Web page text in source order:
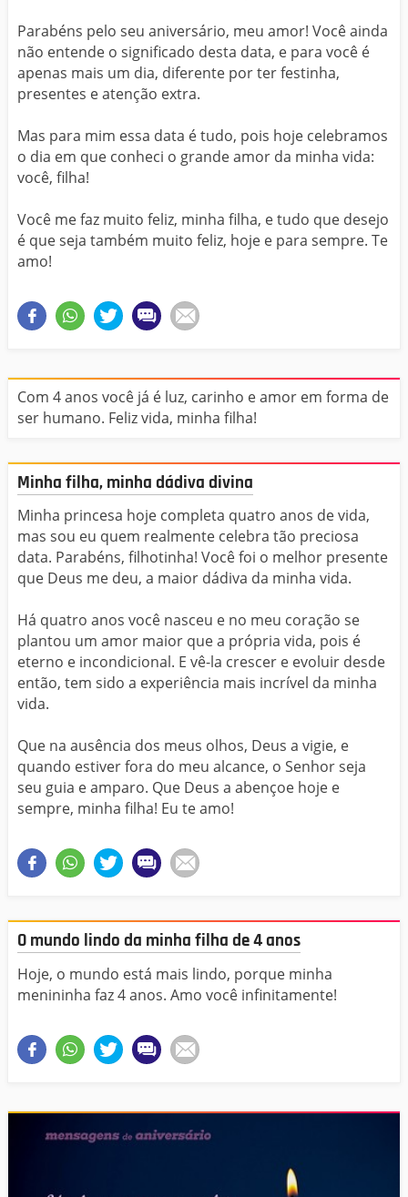
Parabéns pelo seu aniversário, meu amor! Você ainda
não entende o significado desta data, e para você é
apenas mais um dia, diferente por ter festinha,
presentes e atenção extra.
Mas para mim essa data é tudo, pois hoje celebramos
o dia em que conheci o grande amor da minha vida:
você, filha!
Você me faz muito feliz, minha filha, e tudo que desejo
é que seja também muito feliz, hoje e para sempre. Te
amo!
Com 4 anos você já é luz, carinho e amor em forma de
ser humano. Feliz vida, minha filha!
Minha filha, minha dádiva divina
Minha princesa hoje completa quatro anos de vida,
mas sou eu quem realmente celebra tão preciosa
data. Parabéns, filhotinha! Você foi o melhor presente
que Deus me deu, a maior dádiva da minha vida.
Há quatro anos você nasceu e no meu coração se
plantou um amor maior que a própria vida, pois é
eterno e incondicional. E vê-la crescer e evoluir desde
então, tem sido a experiência mais incrível da minha
vida.
Que na ausência dos meus olhos, Deus a vigie, e
quando estiver fora do meu alcance, o Senhor seja
seu guia e amparo. Que Deus a abençoe hoje e
sempre, minha filha! Eu te amo!
O mundo lindo da minha filha de 4 anos
Hoje, o mundo está mais lindo, porque minha
menininha faz 4 anos. Amo você infinitamente!